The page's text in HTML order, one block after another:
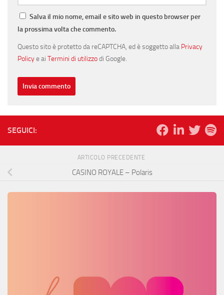
Salva il mio nome, email e sito web in questo browser per
la prossima volta che commento.
Questo sito è protetto da reCAPTCHA, ed è soggetto alla Privacy
Policye ai Termini di utilizzodi Google.
SEGUICI:
ARTICOLO PRECEDENTE
CASINO ROYALE – Polaris